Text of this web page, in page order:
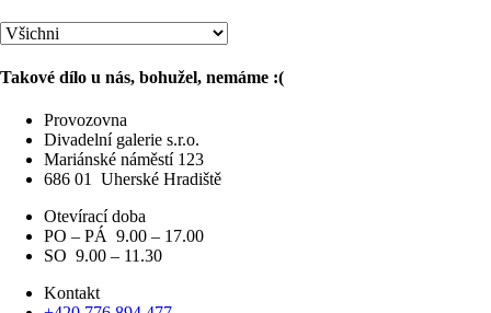
Takové dílo u nás, bohužel, nemáme :(
Provozovna
Divadelní galerie s.r.o.
Mariánské náměstí 123
686 01
Uherské Hradiště
Otevírací doba
PO – PÁ 9.00 – 17.00
SO 9.00 – 11.30
Kontakt